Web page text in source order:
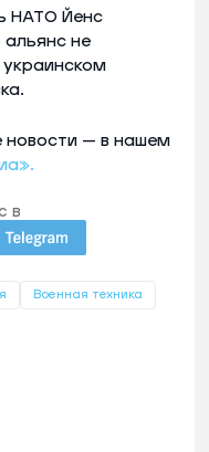
НАТО Йенс
альянс не
украинском
новости — в нашем
в
Военная техника